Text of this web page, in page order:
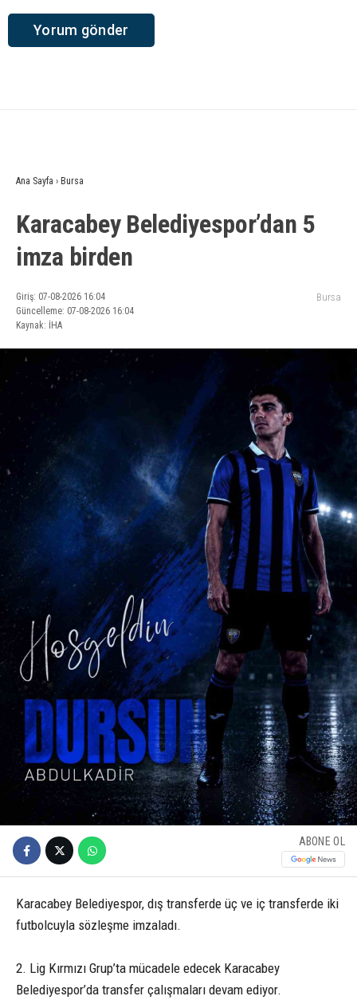
Ana Sayfa › Bursa
Karacabey Belediyespor’dan 5
imza birden
Giriş: 07-08-2026 16:04
Güncelleme: 07-08-2026 16:04
Kaynak: İHA
Bursa
ABONE OL
Karacabey Belediyespor, dış transferde üç ve iç transferde iki
futbolcuyla sözleşme imzaladı.
2. Lig Kırmızı Grup’ta mücadele edecek Karacabey
Belediyespor’da transfer çalışmaları devam ediyor.